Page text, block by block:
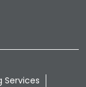
Services